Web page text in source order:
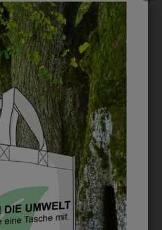
für kleine Details, jedoch
ist erst ab 12 Stück
IHNEN